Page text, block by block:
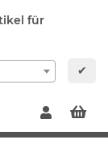
für
✔